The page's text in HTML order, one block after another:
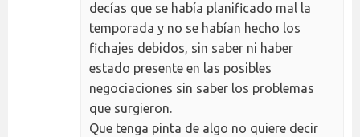
decías que se había planificado mal la
temporada y no se habían hecho los
fichajes debidos, sin saber ni haber
estado presente en las posibles
negociaciones sin saber los problemas
que surgieron.
Que tenga pinta de algo no quiere decir